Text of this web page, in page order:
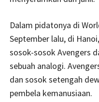
Dalam pidatonya di
September lalu, di
sosok-sosok Avengers
sebuah analogi.
dan sosok setengah
pembela kemanusiaan.